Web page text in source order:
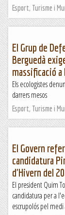
Esport, Turisme i
El Grup de
Berguedà
massificació a
Els ecologistes
darrers mesos
Esport, Turisme i
El Govern
candidatura
d'Hivern del
El president Quim
candidatura per a
escrupolós pel